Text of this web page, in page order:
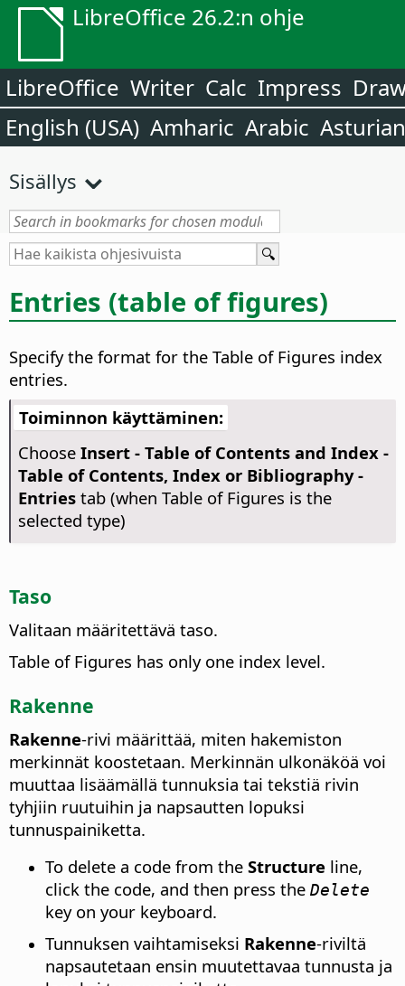
LibreOffice 26.2:n ohje
LibreOffice Writer Calc Impress
English (USA) Amharic Arabic Asturian
Sisällys
Entries (table of figures)
Specify the format for the Table of Figures index
entries.
Toiminnon käyttäminen:
Choose Insert - Table of Contents and Index -
Table of Contents, Index or Bibliography -
Entriestab (when Table of Figures is the
selected type)
Taso
Valitaan määritettävä taso.
Table of Figures has only one index level.
Rakenne
Rakenne-rivi määrittää, miten hakemiston
merkinnät koostetaan. Merkinnän ulkonäköä voi
muuttaa lisäämällä tunnuksia tai tekstiä rivin
tyhjiin ruutuihin ja napsautten lopuksi
tunnuspainiketta.
To delete a code from the Structure line,
click the code, and then press the Delete
key on your keyboard.
Tunnuksen vaihtamiseksi Rakenne-riviltä
napsautetaan ensin muutettavaa tunnusta ja